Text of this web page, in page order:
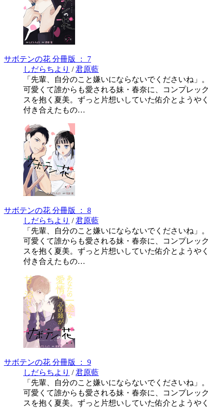
サボテンの花 分冊版 ： 7
しだらちより /君原藍
「先輩、自分のこと嫌いにならないでくださいね」。
可愛くて誰からも愛される妹・春奈に、コンプレック
スを抱く夏美。ずっと片想いしていた佑介とようやく
付き合えたもの…
サボテンの花 分冊版 ： 8
しだらちより /君原藍
「先輩、自分のこと嫌いにならないでくださいね」。
可愛くて誰からも愛される妹・春奈に、コンプレック
スを抱く夏美。ずっと片想いしていた佑介とようやく
付き合えたもの…
サボテンの花 分冊版 ： 9
しだらちより /君原藍
「先輩、自分のこと嫌いにならないでくださいね」。
可愛くて誰からも愛される妹・春奈に、コンプレック
スを抱く夏美。ずっと片想いしていた佑介とようやく